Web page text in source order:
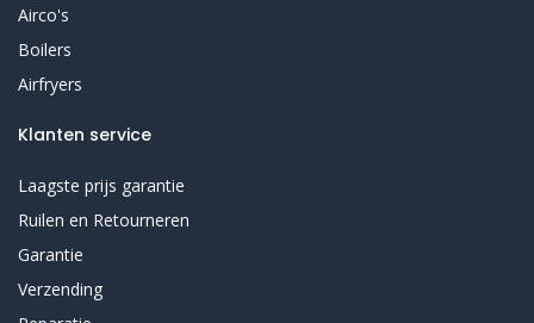
Airco's
Boilers
Airfryers
Klanten service
Laagste prijs garantie
Ruilen en Retourneren
Garantie
Verzending